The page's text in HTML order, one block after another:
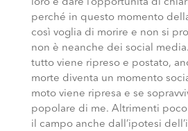
loro e dare l’opportunità di
perché in questo momento
così voglia di morire e non si
non è neanche dei social
tutto viene ripreso e postato,
morte diventa un momento
moto viene ripresa e se
popolare di me. Altrimenti poco
il campo anche dall’ipotesi